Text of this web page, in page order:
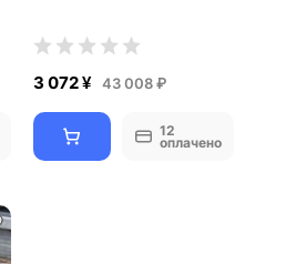
3 072 ¥ 43 008 ₽
12
оплачено